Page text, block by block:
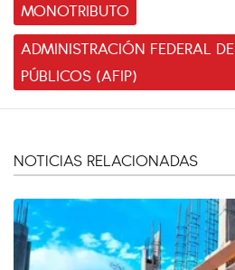
MONOTRIBUTO
ADMINISTRACIÓN FEDERAL
PÚBLICOS (AFIP)
NOTICIAS RELACIONADAS